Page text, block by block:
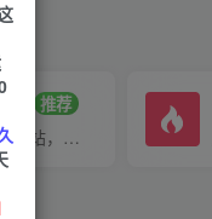
推荐
搭建同款网站，自己当老板